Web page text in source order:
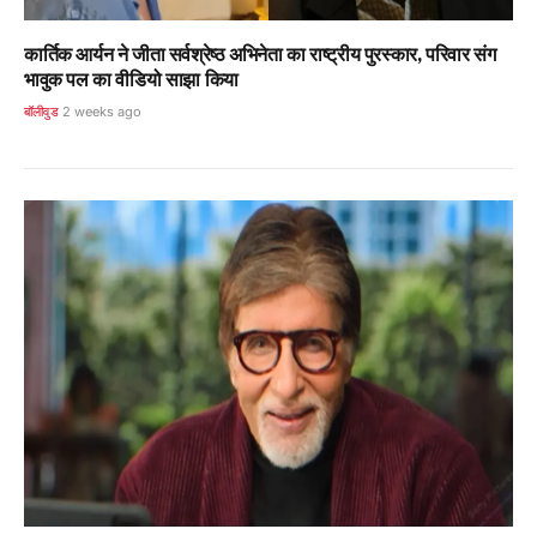
कार्तिक आर्यन ने जीता सर्वश्रेष्ठ अभिनेता का राष्ट्रीय पुरस्कार, परिवार संग
भावुक पल का वीडियो साझा किया
बॉलीवुड 2 weeks ago